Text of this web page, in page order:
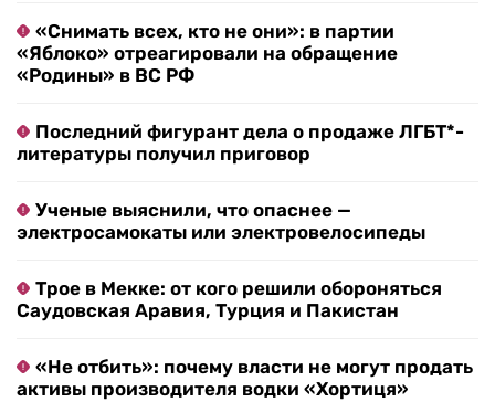
«Снимать всех, кто не они»: в партии
«Яблоко» отреагировали на обращение
«Родины» в ВС РФ
Последний фигурант дела о продаже ЛГБТ*-
литературы получил приговор
Ученые выяснили, что опаснее —
электросамокаты или электровелосипеды
Трое в Мекке: от кого решили обороняться
Саудовская Аравия, Турция и Пакистан
«Не отбить»: почему власти не могут продать
активы производителя водки «Хортиця»